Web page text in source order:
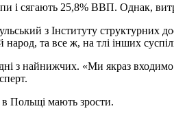
і сягають 25,8% ВВП. Однак,
з Інституту структурних
та все ж, на тлі інших
з найнижчих. «Ми якраз входимо
Польщі мають зрости.